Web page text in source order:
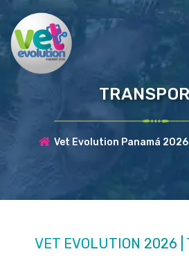
Vet Evolution Panamá 2026
VET EVOLUTION 2026 |